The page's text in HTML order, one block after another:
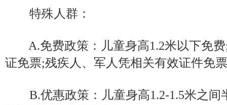
特殊人群：
A.免费政策：儿童身高1.2米以下免费
证免票;残疾人、军人凭相关有效证件免
B.优惠政策：儿童身高1.2-1.5米之间